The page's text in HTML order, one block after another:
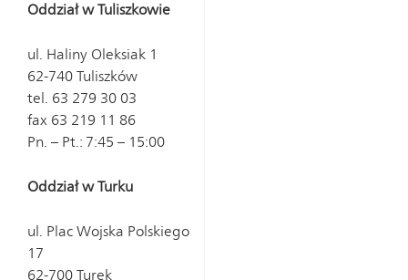
Oddział w Tuliszkowie
ul. Haliny Oleksiak 1
62-740 Tuliszków
tel. 63 279 30 03
fax 63 219 11 86
Pn. – Pt.: 7:45 – 15:00
Oddział w Turku
ul. Plac Wojska Polskiego
17
62-700 Turek